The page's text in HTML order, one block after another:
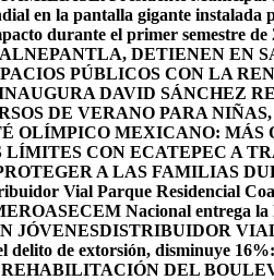
en la pantalla gigante
durante el primer semestre de
​DETIENEN EN
PÚBLICOS CON LA
DAVID SÁNCHEZ
DE VERANO PARA
OLÍMPICO MEXICANO: MÁS
CON ECATEPEC A
A LAS FAMILIAS
Vial Parque Residencial
ASECEM Nacional entrega
JÓVENESDISTRIBUIDOR
de extorsión, disminuye
DEL